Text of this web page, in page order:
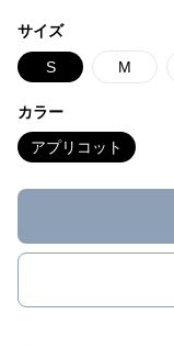
サイズ
S M
カラー
アプリコット